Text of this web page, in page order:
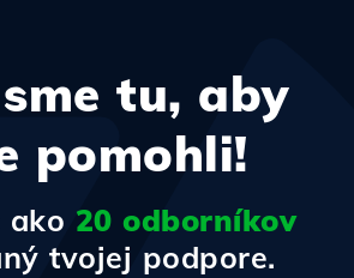
sme tu, aby
pomohli!
ako 20 odborníkov
tvojej podpore.